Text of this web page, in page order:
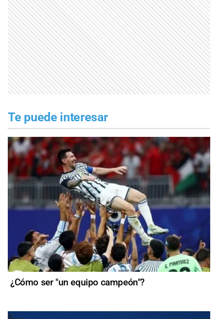
Te puede interesar
¿Cómo ser "un equipo campeón"?